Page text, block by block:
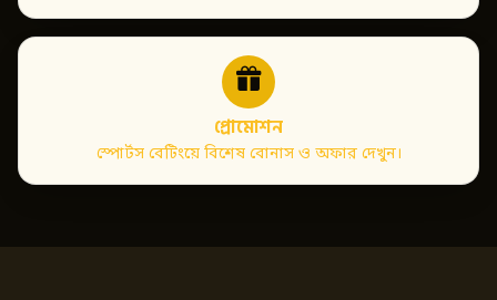
প্রোমোশন
স্পোর্টস বেটিংয়ে বিশেষ বোনাস ও অফার দেখুন।